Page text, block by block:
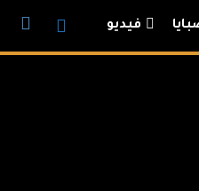
فيديو